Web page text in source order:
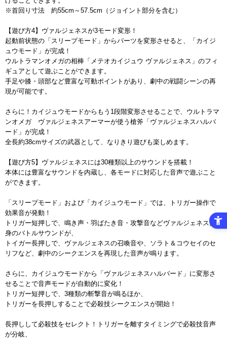
※首回り寸法 約55cm～57.5cm（ジョイント部分を含む）
【遊び方4】ヴァルジェネスが3モード変形！
起動前状態の「スリープモード」からパーツを変形させると、「カイジ
ュウモード」が完成！
ウルトラマンオメガの相棒「メテオカイジュウ ヴァルジェネス」のフィ
ギュアとして遊ぶことができます。
手足や膝・頭部など豊富な可動ポイントがあり、劇中の戦闘シーンの再
現が可能です。
さらに！カイジュウモードからもう1段階変形させることで、ウルトラマ
ンオメガ ヴァルジェネスアーマーが使う槍斧「ヴァルジェネスハルバ
ード」が完成！
全長約38cmサイズの武器として、なりきり遊びも楽しめます。
【遊び方5】ヴァルジェネスには30種類以上のサウンドを搭載！
本体には豊富なサウンドを内蔵し、各モードに対応した音声で遊ぶこと
ができます。
「スリープモード」および「カイジュウモード」では、トリガー操作で
効果音が発動！
トリガー短押しで、鳴き声・羽ばたき音・攻撃音などヴァルジェネス自
身のバトルサウンドが、
トイガー長押しで、ヴァルジェネスの召喚音や、ソラト＆コウセイのセ
リフなど、劇中のシークエンスを再現した音声が鳴ります。
さらに、カイジュウモードから「ヴァルジェネスハルバード」に変形さ
せることで音声モードが自動的に変化！
トリガー短押しで、3種類の斬撃音が鳴るほか、
トリガーを長押しすることで必殺技シークエンスが開始！
長押しして必殺技をセレクト！トリガーを離すタイミングで必殺技音声
が分岐、